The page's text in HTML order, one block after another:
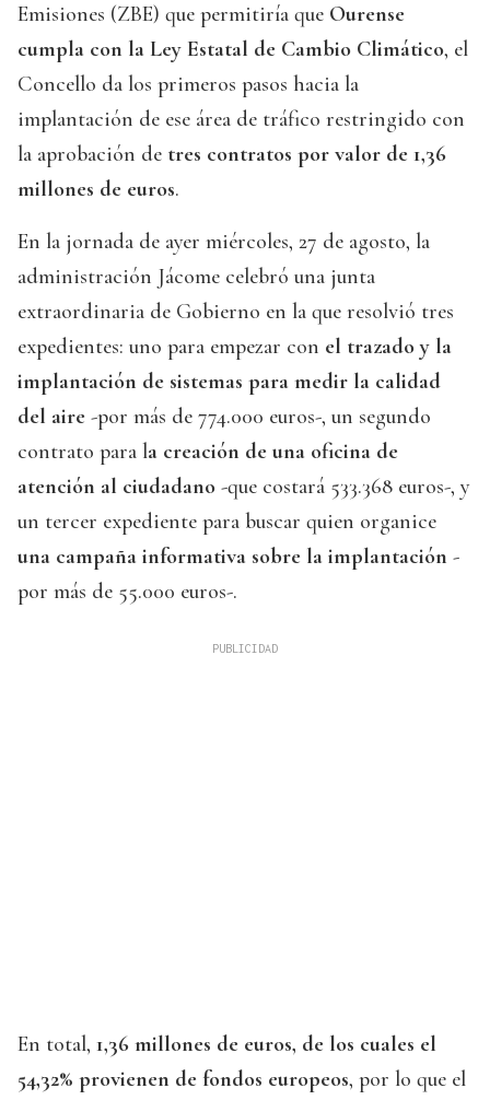
Emisiones (ZBE) que permitiría que Ourense
cumpla con la Ley Estatal de Cambio Climático, el
Concello da los primeros pasos hacia la
implantación de ese área de tráfico restringido con
la aprobación de tres contratos por valor de 1,36
millones de euros.
En la jornada de ayer miércoles, 27 de agosto, la
administración Jácome celebró una junta
extraordinaria de Gobierno en la que resolvió tres
expedientes: uno para empezar con el trazado y la
implantación de sistemas para medir la calidad
del aire -por más de 774.000 euros-, un segundo
contrato para la creación de una oficina de
atención al ciudadano -que costará 533.368 euros-, y
un tercer expediente para buscar quien organice
una campaña informativa sobre la implantación -
por más de 55.000 euros-.
En total, 1,36 millones de euros, de los cuales el
54,32% provienen de fondos europeos, por lo que el